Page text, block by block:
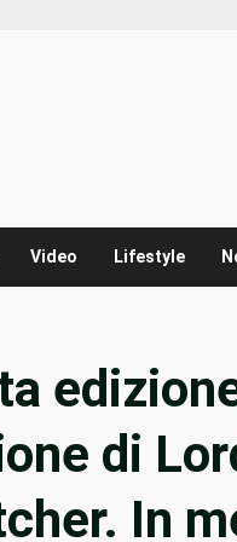
Video Lifestyle
di
In